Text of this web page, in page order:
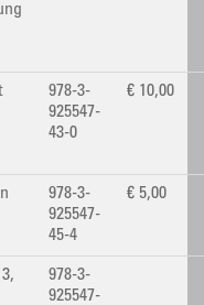
978-3-
925547-
43-0
€ 10,00
978-3-
925547-
45-4
€ 5,00
978-3-
925547-